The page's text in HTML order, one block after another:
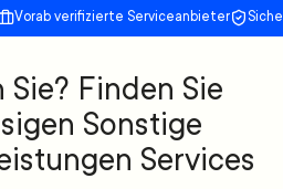
Vorab verifizierte Serviceanbieter
Finden Sie
Sonstige
Services